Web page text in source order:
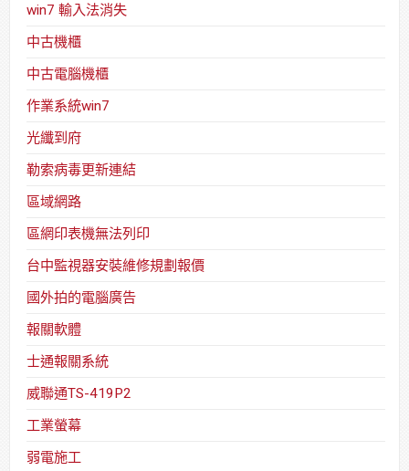
win7 輸入法消失
中古機櫃
中古電腦機櫃
作業系統win7
光纖到府
勒索病毒更新連結
區域網路
區網印表機無法列印
台中監視器安裝維修規劃報價
國外拍的電腦廣告
報關軟體
士通報關系統
威聯通TS-419P2
工業螢幕
弱電施工